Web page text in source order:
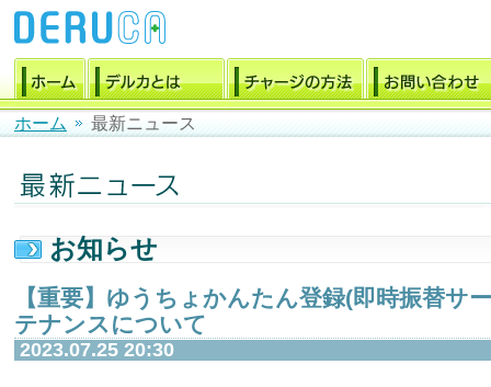
ホーム 最新ニュース
お知らせ
【重要】ゆうちょかんたん登録(即時振替サ
テナンスについて
2023.07.25 20:30